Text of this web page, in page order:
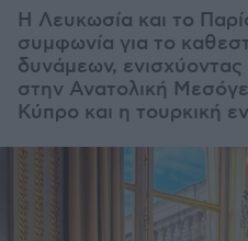
Η Λευκωσία και το
συμφωνία για το
δυνάμεων,
στην Ανατολική
Κύπρο και η τουρκική